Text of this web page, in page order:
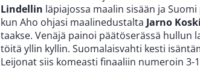
Lindellin läpiajossa maalin sisään ja
kun Aho ohjasi maalinedustalta Jarno
taakse. Venäjä painoi päätöserässä hullun
töitä yllin kyllin. Suomalaisvahti kesti
Leijonat siis komeasti finaaliin numeroin 3-